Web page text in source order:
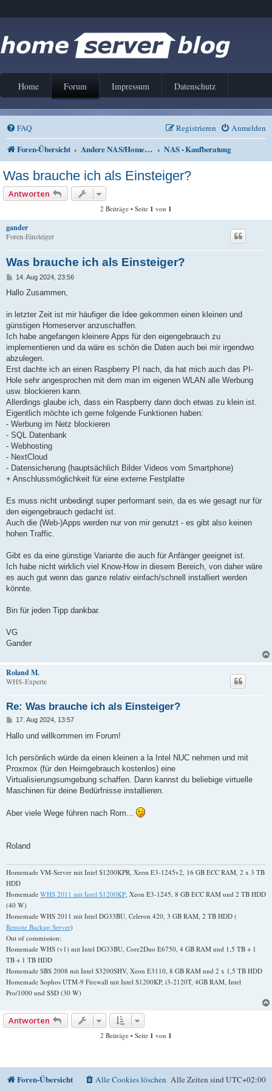
Home Forum Impressum Datenschutz
FAQ Anmelden
Registrieren
Foren-Übersicht Andere NAS/Home Server Lösungen NAS - Kaufberatung
Was brauche ich als Einsteiger?
Antworten
2 Beiträge • Seite 1 von 1
gander
Foren-Einsteiger
Was brauche ich als Einsteiger?
B
i
a
14. Aug 2024, 23:56
Hallo Zusammen,
in letzter Zeit ist mir häufiger die Idee gekommen einen kleinen und
günstigen Homeserver anzuschaffen.
Ich habe angefangen kleinere Apps für den eigengebrauch zu
implementieren und da wäre es schön die Daten auch bei mir irgendwo
abzulegen.
Erst dachte ich an einen Raspberry PI nach, da hat mich auch das PI-
Hole sehr angesprochen mit dem man im eigenen WLAN alle Werbung
usw. blockieren kann.
Allerdings glaube ich, dass ein Raspberry dann doch etwas zu klein ist.
Eigentlich möchte ich gerne folgende Funktionen haben:
- Werbung im Netz blockieren
- SQL Datenbank
- Webhosting
- NextCloud
- Datensicherung (hauptsächlich Bilder Videos vom Smartphone)
+ Anschlussmöglichkeit für eine externe Festplatte
Es muss nicht unbedingt super performant sein, da es wie gesagt nur für
den eigengebrauch gedacht ist.
Auch die (Web-)Apps werden nur von mir genutzt - es gibt also keinen
hohen Traffic.
Gibt es da eine günstige Variante die auch für Anfänger geeignet ist.
Ich habe nicht wirklich viel Know-How in diesem Bereich, von daher wäre
es auch gut wenn das ganze relativ einfach/schnell installiert werden
könnte.
Bin für jeden Tipp dankbar.
VG
Gander
Roland M.
WHS-Experte
Re: Was brauche ich als Einsteiger?
B
i
a
17. Aug 2024, 13:57
Hallo und willkommen im Forum!
Ich persönlich würde da einen kleinen a la Intel NUC nehmen und mit
Proxmox (für den Heimgebrauch kostenlos) eine
Virtualisierungsumgebung schaffen. Dann kannst du beliebige virtuelle
Maschinen für deine Bedürfnisse installieren.
Aber viele Wege führen nach Rom...
Roland
Homemade VM-Server mit Intel S1200KPR, Xeon E3-1245v2, 16 GB ECC RAM, 2 x 3 TB
HDD
Homemade WHS 2011 mit Intel S1200KP, Xeon E3-1245, 8 GB ECC RAM und 2 TB HDD
(40 W)
Homemade WHS 2011 mit Intel DG33BU, Celeron 420, 3 GB RAM, 2 TB HDD (
Remote Backup Server)
Out of commission:
Homemade WHS (v1) mit Intel DG33BU, Core2Duo E6750, 4 GB RAM und 1,5 TB + 1
TB + 1 TB HDD
Homemade SBS 2008 mit Intel S3200SHV, Xeon E3110, 8 GB RAM und 2 x 1,5 TB HDD
Homemade Sophos UTM-9 Firewall mit Intel S1200KP, i3-2120T, 4GB RAM, Intel
Pro/1000 und SSD (30 W)
Antworten
2 Beiträge • Seite 1 von 1
Foren-Übersicht Alle Zeiten sindUTC+02:00
Alle Cookies löschen